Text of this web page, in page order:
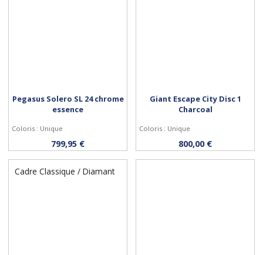
Personnaliser
Pegasus Solero SL 24 chrome
essence
Coloris : Unique
799,95 € Personnaliser
Giant Escape City Disc 1
Charcoal
Coloris : Unique
800,00 €
Cadre Classique / Diamant